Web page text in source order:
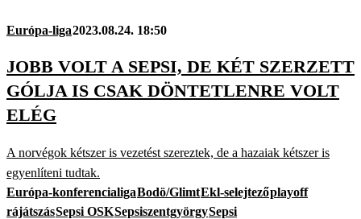
Európa-liga2023.08.24. 18:50
JOBB VOLT A SEPSI, DE KÉT SZERZETT
GÓLJA IS CSAK DÖNTETLENRE VOLT
ELÉG
A norvégok kétszer is vezetést szereztek, de a hazaiak kétszer is
egyenlíteni tudtak.
Európa-konferencialigaBodö/GlimtEkl-selejtezőplayoff
rájátszásSepsi OSKSepsiszentgyörgySepsi